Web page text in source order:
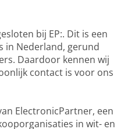
bij EP:. Dit is een
in Nederland, gerund
Daardoor kennen wij
contact is voor ons
ElectronicPartner, een
in wit- en